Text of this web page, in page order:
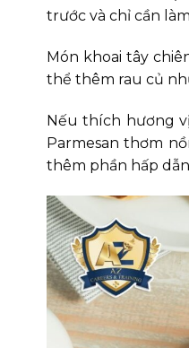
trước và chỉ cần
Món khoai tây
thể thêm rau củ
Nếu thích hương
Parmesan thơm
thêm phần hấp